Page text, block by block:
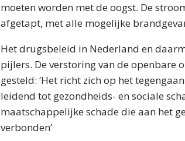
moeten worden met de oogst. De
afgetapt, met alle mogelijke
Het drugsbeleid in Nederland en
pijlers. De verstoring van de openbare
gesteld: ‘Het richt zich op het
leidend tot gezondheids- en sociale
maatschappelijke schade die aan het
verbonden’